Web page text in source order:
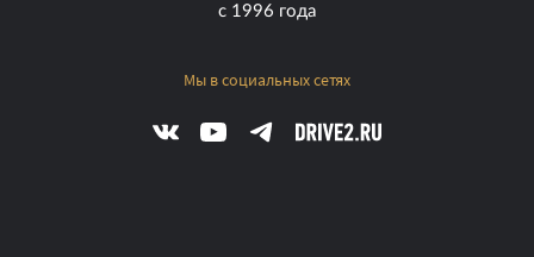
с 1996 года
Мы в социальных сетях